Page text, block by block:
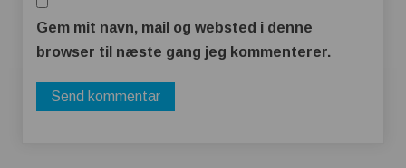
Gem mit navn, mail og websted i denne
browser til næste gang jeg kommenterer.